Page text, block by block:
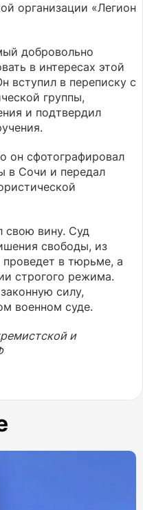
организации «Легион
добровольно
в интересах этой
вступил в переписку с
группы,
и подтвердил
он сфотографировал
в Сочи и передал
свою вину. Суд
свободы, из
в тюрьме, а
строгого режима.
силу,
военном суде.
и